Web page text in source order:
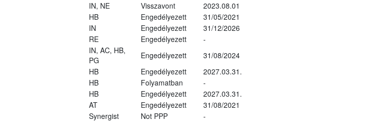
IN, NE Visszavont
2023.08.01
HB Engedélyezett
31/05/2021
IN Engedélyezett
31/12/2026
RE Engedélyezett
-
IN, AC, HB,
PG
Engedélyezett
31/08/2024
HB Engedélyezett
2027.03.31.
HB Folyamatban
-
HB Engedélyezett
2027.03.31.
AT Engedélyezett
31/08/2021
Synergist Not PPP
-